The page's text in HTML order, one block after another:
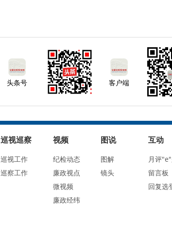
头条号 客户端
巡视巡察
巡视工作
巡察工作
视频
纪检动态
廉政视点
微视频
廉政经纬
图说
图解
镜头
互动
月评
留言板
回复选